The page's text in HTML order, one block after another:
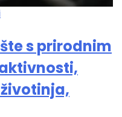
s prirodnim